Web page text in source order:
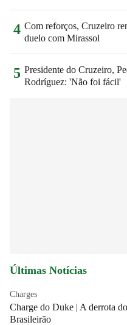
4 Com reforços, Cruzeiro
duelo com Mirassol
5 Presidente do Cruzeiro,
Rodríguez: 'Não foi fácil'
Últimas Notícias
Charges
Charge do Duke | A derrota
Brasileirão